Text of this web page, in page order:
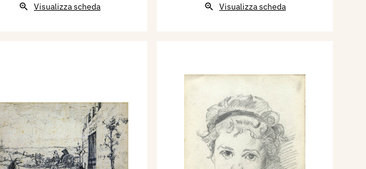
Visualizza scheda Visualizza scheda